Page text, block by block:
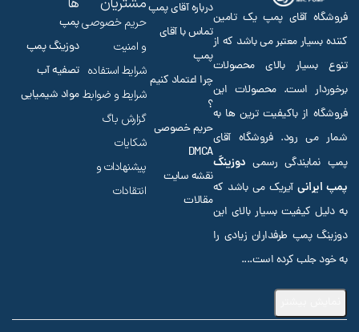
فروشگاه آقای پمپ یک تامین
کننده بسیار معتبر می باشد که از
تنوع بسیار بالای محصولات
برخوردار است. محصولات این
فروشگاه از باکیفیت ترین ها به
شمار می رود. فروشگاه آقای
پمپ نمایندگی رسمی دوزینگ
پمپ ایرانیآیریک می باشد که
به دلیل کیفیت بسیار بالای این
دوزینگ پمپ طرفداران زیادی را
به خود جلب کرده است....
درباره آقای پمپ
تماس با آقای
پمپ
چرا اعتماد کنیم
؟
حریم خصوصی
DMCA
نقشه سایت
مقالات
حریم خصوصی
و امنیت
شرایط استفاده
شرایط و ضوابط
گزارش باگ
شکایات
پیشنهادات و
انتقادات
پمپ
دوزینگ پمپ
تصفیه آب
مواد شیمیایی